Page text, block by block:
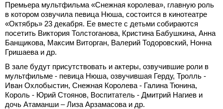
Премьера мультфильма «Снежная королева», главную роль
в котором озвучила певица Нюша, состоится в кинотеатре
«Октябрь» 23 декабря. Ее вместе с детьми собираются
посетить Виктория Толстоганова, Кристина Бабушкина, Анна
Банщикова, Максим Виторган, Валерий Тодоровский, Нонна
Гришаева и др.
В зале будут присутствовать и актеры, озвучившие роли в
мультфильме - певица Нюша, озвучившая Герду, Тролль -
Иван Охлобыстин, Снежная Королева - Галина Тюнина,
Король - Юрий Стоянов, Воспитатель - Дмитрий Нагиев и
дочь Атаманши – Лиза Арзамасова и др.